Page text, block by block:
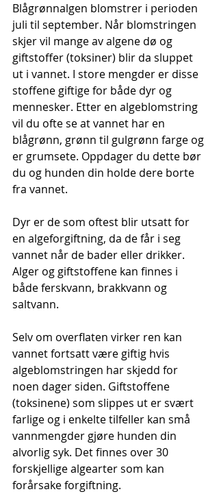
Blågrønnalgen blomstrer i perioden
juli til september. Når blomstringen
skjer vil mange av algene dø og
giftstoffer (toksiner) blir da sluppet
ut i vannet. I store mengder er disse
stoffene giftige for både dyr og
mennesker. Etter en algeblomstring
vil du ofte se at vannet har en
blågrønn, grønn til gulgrønn farge og
er grumsete. Oppdager du dette bør
du og hunden din holde dere borte
fra vannet.
Dyr er de som oftest blir utsatt for
en algeforgiftning, da de får i seg
vannet når de bader eller drikker.
Alger og giftstoffene kan finnes i
både ferskvann, brakkvann og
saltvann.
Selv om overflaten virker ren kan
vannet fortsatt være giftig hvis
algeblomstringen har skjedd for
noen dager siden. Giftstoffene
(toksinene) som slippes ut er svært
farlige og i enkelte tilfeller kan små
vannmengder gjøre hunden din
alvorlig syk. Det finnes over 30
forskjellige algearter som kan
forårsake forgiftning.